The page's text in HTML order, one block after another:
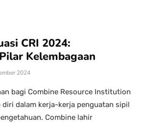
CRI 2024:
Kelembagaan
2024
bagi Combine Resource Institution
diri dalam kerja-kerja penguatan sipil
Combine lahir